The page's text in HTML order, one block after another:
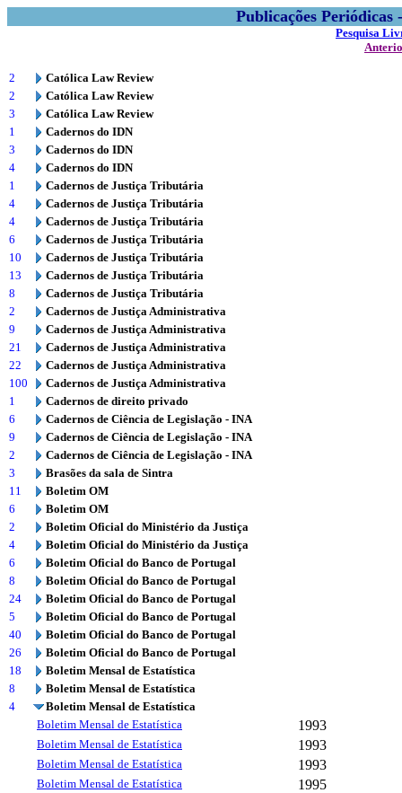
Publicações
Pesquisa
2
Católica Law Review
2
Católica Law Review
3
Católica Law Review
1
Cadernos do IDN
3
Cadernos do IDN
4
Cadernos do IDN
1
Cadernos de Justiça Tributária
4
Cadernos de Justiça Tributária
4
Cadernos de Justiça Tributária
6
Cadernos de Justiça Tributária
10
Cadernos de Justiça Tributária
13
Cadernos de Justiça Tributária
8
Cadernos de Justiça Tributária
2
Cadernos de Justiça Administrativa
9
Cadernos de Justiça Administrativa
21
Cadernos de Justiça Administrativa
22
Cadernos de Justiça Administrativa
100
Cadernos de Justiça Administrativa
1
Cadernos de direito privado
6
Cadernos de Ciência de Legislação - INA
9
Cadernos de Ciência de Legislação - INA
2
Cadernos de Ciência de Legislação - INA
3
Brasões da sala de Sintra
11
Boletim OM
6
Boletim OM
2
Boletim Oficial do Ministério da Justiça
4
Boletim Oficial do Ministério da Justiça
6
Boletim Oficial do Banco de Portugal
8
Boletim Oficial do Banco de Portugal
24
Boletim Oficial do Banco de Portugal
5
Boletim Oficial do Banco de Portugal
40
Boletim Oficial do Banco de Portugal
26
Boletim Oficial do Banco de Portugal
18
Boletim Mensal de Estatística
8
Boletim Mensal de Estatística
4
Boletim Mensal de Estatística
Boletim Mensal de Estatística
1993
Boletim Mensal de Estatística 1993
Boletim Mensal de Estatística 1993
Boletim Mensal de Estatística 1995